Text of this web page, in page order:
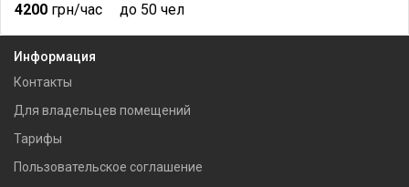
4200 грн/час до 50 чел
Информация
Контакты
Для владельцев помещений
Тарифы
Пользовательское соглашение